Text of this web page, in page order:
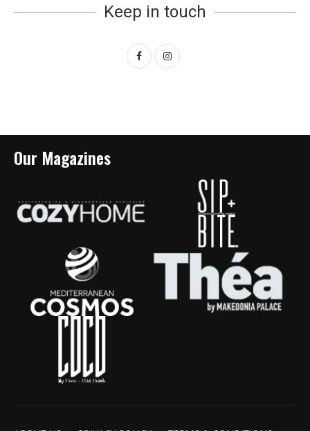
Keep in touch
Our Magazines